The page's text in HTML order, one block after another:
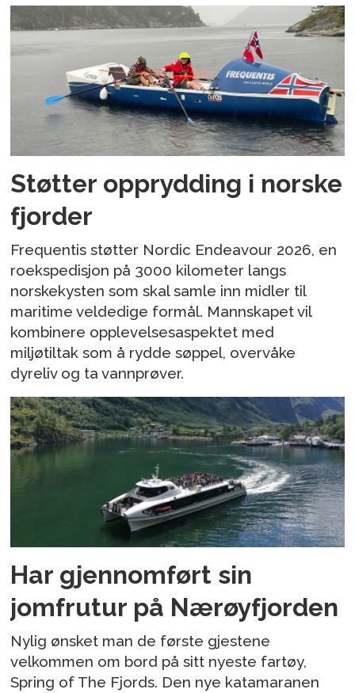
Støtter opprydding i norske
fjorder
Frequentis støtter Nordic Endeavour 2026, en
roekspedisjon på 3000 kilometer langs
norskekysten som skal samle inn midler til
maritime veldedige formål. Mannskapet vil
kombinere opplevelsesaspektet med
miljøtiltak som å rydde søppel, overvåke
dyreliv og ta vannprøver.
Har gjennomført sin
jomfrutur på Nærøyfjorden
Nylig ønsket man de første gjestene
velkommen om bord på sitt nyeste fartøy,
Spring of The Fjords. Den nye katamaranen